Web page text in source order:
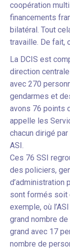
coopération
financements
bilatéral. Tout
travaille. De fait,
La DCIS est
direction
avec 270
gendarmes et
avons 76 points
appelle les
chacun dirigé
ASI.
Ces 76 SSI
des policiers,
d’administration
sont formés soit
exemple, où
grand nombre
grand avec 17
nombre de